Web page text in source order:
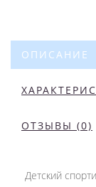
ОПИСАНИЕ
ОТЗЫВЫ (0)
Детский